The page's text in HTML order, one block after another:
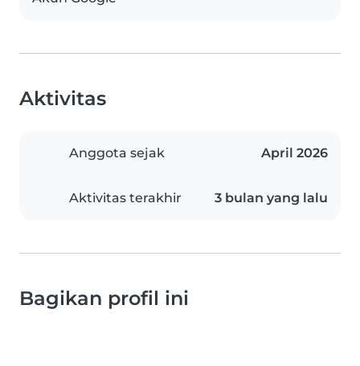
Aktivitas
Anggota sejak April 2026
Aktivitas terakhir 3 bulan yang lalu
Bagikan profil ini